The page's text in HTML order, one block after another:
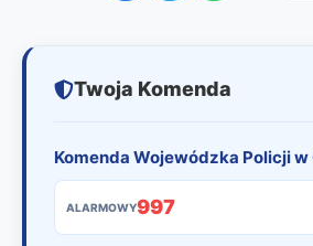
Twoja Komenda
Komenda Wojewódzka Policji w
ALARMOWY997